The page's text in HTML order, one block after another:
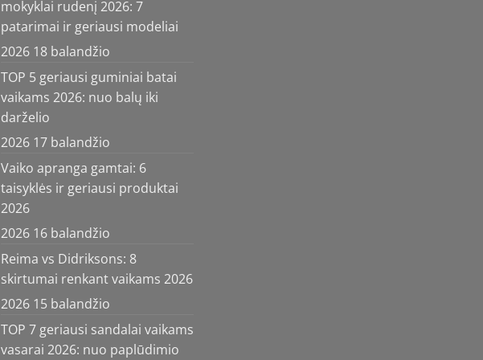
mokyklai rudenį 2026: 7
patarimai ir geriausi modeliai
2026 18 balandžio
TOP 5 geriausi guminiai batai
vaikams 2026: nuo balų iki
darželio
2026 17 balandžio
Vaiko apranga gamtai: 6
taisyklės ir geriausi produktai
2026
2026 16 balandžio
Reima vs Didriksons: 8
skirtumai renkant vaikams 2026
2026 15 balandžio
TOP 7 geriausi sandalai vaikams
vasarai 2026: nuo paplūdimio